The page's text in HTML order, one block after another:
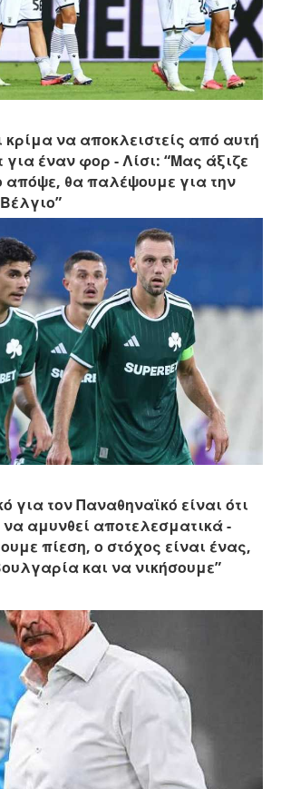
να αποκλειστείς από αυτή
για έναν φορ - ​​Λίσι: “Μας άξιζε
απόψε, θα παλέψουμε για την
για τον Παναθηναϊκό είναι ότι
αμυνθεί αποτελεσματικά -
πίεση, ο στόχος είναι ένας,
και να νικήσουμε”